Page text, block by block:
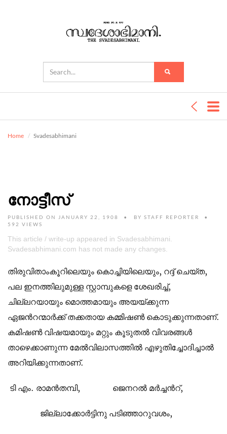
Home Svadesabhimani
നോട്ടീസ്
PUBLISHED ON JANUARY 22, 1908 BY STAFF REPORTER
592 VIEWS
This article / write-up appeared in Svadesabhimani.
Svadesabhimani.com has not made any changes.
തിരുവിതാംകൂറിലെയും കൊച്ചിയിലെയും, റദ്ദ് ചെയ്ത,
പല ഇനത്തിലുമുള്ള സ്റ്റാമ്പുകളെ ശേഖരിച്ച്,
ചില്ലറയായും മൊത്തമായും അയയ്ക്കുന്ന
ഏജന്‍‍റന്മാര്‍ക്ക് തക്കതായ കമ്മിഷണ്‍ കൊടുക്കുന്നതാണ്.
കമിഷണ്‍ വിഷയമായും മറ്റും കൂടുതല്‍ വിവരങ്ങള്‍
താഴെക്കാണുന്ന മേല്‍വിലാസത്തില്‍ എഴുതിച്ചോദിച്ചാല്‍
അറിയിക്കുന്നതാണ്.
ടി എം. രാമന്‍തമ്പി, ജെനറല്‍ മര്‍ച്ചന്‍‍റ്,
ജില്ലാക്കോര്‍ട്ടിനു പടിഞ്ഞാറുവശം,